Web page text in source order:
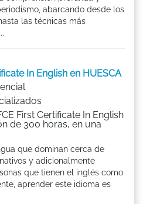
abarcando desde los
las técnicas más
In English en HUESCA
First Certificate In English
de 300 horas, en una
que dominan cerca de
y adicionalmente
que tienen el inglés como
aprender este idioma es